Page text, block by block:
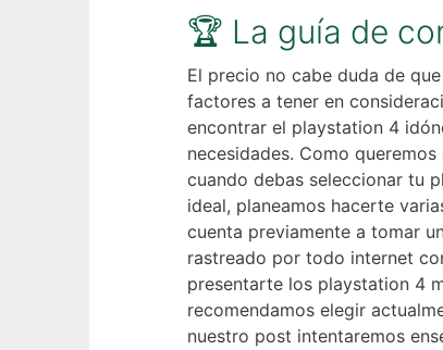
🏆 La guía de
El precio no cabe duda de
factores a tener en
encontrar el playstation 4
necesidades. Como
cuando debas seleccionar tu
ideal, planeamos hacerte
cuenta previamente a tomar
rastreado por todo internet
presentarte los playstation 4
recomendamos elegir
nuestro post intentaremos